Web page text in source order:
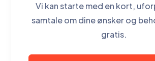
Vi kan starte med en kort,
samtale om dine ønsker og
gratis.